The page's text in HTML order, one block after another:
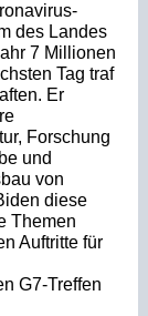
des Landes
7 Millionen
Tag traf
Er
Forschung
und
von
diese
Themen
Auftritte für
G7-Treffen